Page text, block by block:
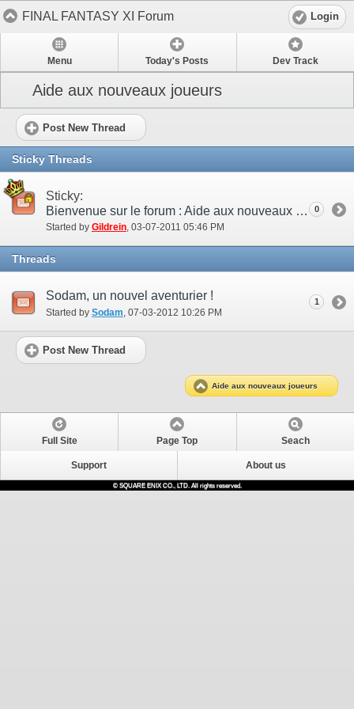
FINAL FANTASY XI Forum Login
Menu Today's Posts Dev Track
Aide aux nouveaux joueurs
Post New Thread
Sticky Threads
Sticky:
Bienvenue sur le forum : Aide aux nouveaux joueurs !
Started by Gildrein‎, 03-07-2011 05:46 PM
0
Threads
Sodam, un nouvel aventurier !
Started by Sodam ‎, 07-03-2012 10:26 PM
1
Post New Thread
Aide aux nouveaux joueurs
Full Site Page Top Seach
Support About us
© SQUARE ENIX CO., LTD. All rights reserved.